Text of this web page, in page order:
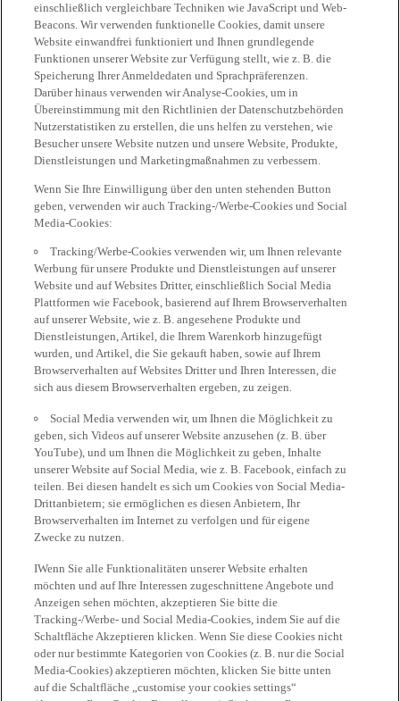
einschließlich vergleichbare Techniken wie JavaScript und Web-
Beacons. Wir verwenden funktionelle Cookies, damit unsere
Website einwandfrei funktioniert und Ihnen grundlegende
Funktionen unserer Website zur Verfügung stellt, wie z. B. die
Speicherung Ihrer Anmeldedaten und Sprachpräferenzen.
Darüber hinaus verwenden wir Analyse-Cookies, um in
Übereinstimmung mit den Richtlinien der Datenschutzbehörden
Nutzerstatistiken zu erstellen, die uns helfen zu verstehen, wie
Besucher unsere Website nutzen und unsere Website, Produkte,
Dienstleistungen und Marketingmaßnahmen zu verbessern.
Wenn Sie Ihre Einwilligung über den unten stehenden Button
geben, verwenden wir auch Tracking-/Werbe-Cookies und Social
Media-Cookies:
Tracking/Werbe-Cookies verwenden wir, um Ihnen relevante
Werbung für unsere Produkte und Dienstleistungen auf unserer
Website und auf Websites Dritter, einschließlich Social Media
Plattformen wie Facebook, basierend auf Ihrem Browserverhalten
auf unserer Website, wie z. B. angesehene Produkte und
Dienstleistungen, Artikel, die Ihrem Warenkorb hinzugefügt
wurden, und Artikel, die Sie gekauft haben, sowie auf Ihrem
Browserverhalten auf Websites Dritter und Ihren Interessen, die
sich aus diesem Browserverhalten ergeben, zu zeigen.
Social Media verwenden wir, um Ihnen die Möglichkeit zu
geben, sich Videos auf unserer Website anzusehen (z. B. über
YouTube), und um Ihnen die Möglichkeit zu geben, Inhalte
unserer Website auf Social Media, wie z. B. Facebook, einfach zu
teilen. Bei diesen handelt es sich um Cookies von Social Media-
Drittanbietern; sie ermöglichen es diesen Anbietern, Ihr
Browserverhalten im Internet zu verfolgen und für eigene
Zwecke zu nutzen.
IWenn Sie alle Funktionalitäten unserer Website erhalten
möchten und auf Ihre Interessen zugeschnittene Angebote und
Anzeigen sehen möchten, akzeptieren Sie bitte die
Tracking-/Werbe- und Social Media-Cookies, indem Sie auf die
Schaltfläche Akzeptieren klicken. Wenn Sie diese Cookies nicht
oder nur bestimmte Kategorien von Cookies (z. B. nur die Social
Media-Cookies) akzeptieren möchten, klicken Sie bitte unten
auf die Schaltfläche „customise your cookies settings“